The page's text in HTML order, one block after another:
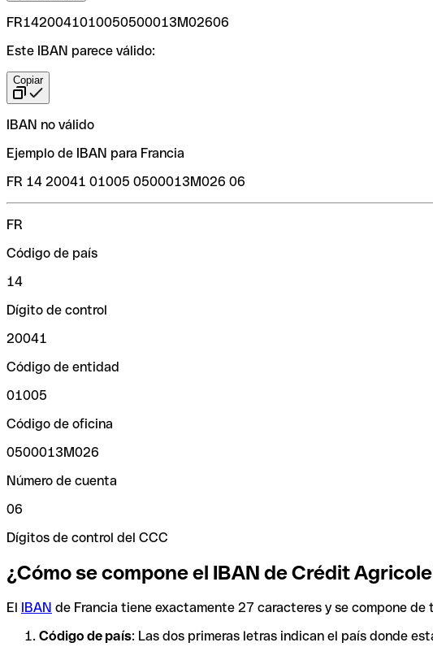
FR1420041010050500013M02606
Este IBAN parece válido:
Copiar
IBAN no válido
Ejemplo de IBAN para Francia
FR 14 20041 01005 0500013M026 06
FR
Código de país
14
Dígito de control
20041
Código de entidad
01005
Código de oficina
0500013M026
Número de cuenta
06
Dígitos de control del CCC
¿Cómo se compone el IBAN de Crédit
El IBAN de Francia tiene exactamente 27 caracteres y se compone
Código de país: Las dos primeras letras indican el país donde